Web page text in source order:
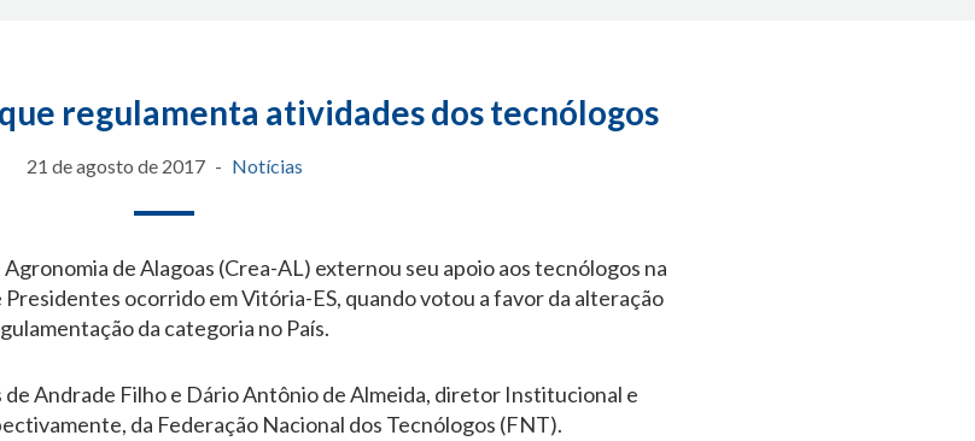
regulamenta atividades dos tecnólogos
21 de agosto de 2017 Notícias
de Alagoas (Crea-AL) externou seu apoio aos tecnólogos na
ocorrido em Vitória-ES, quando votou a favor da alteração
da categoria no País.
Andrade Filho e Dário Antônio de Almeida, diretor Institucional e
da Federação Nacional dos Tecnólogos (FNT).